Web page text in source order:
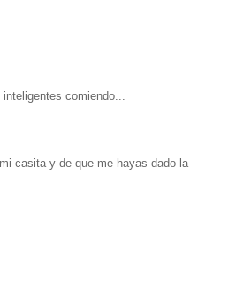
comiendo...
casita y de que me hayas dado la